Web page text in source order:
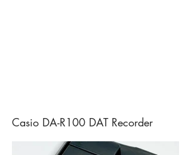
Casio DA-R100 DAT Recorder